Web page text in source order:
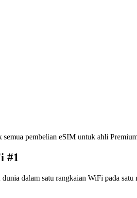
pembelian eSIM untuk ahli
#1
dalam satu rangkaian WiFi pada